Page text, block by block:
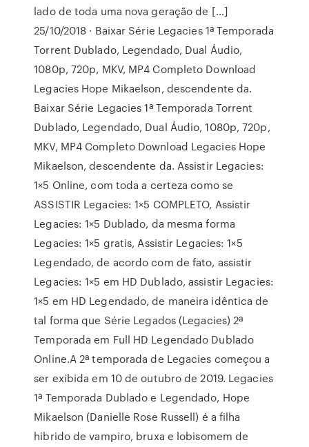
lado de toda uma nova geração de […]
25/10/2018 · Baixar Série Legacies 1ª Temporada
Torrent Dublado, Legendado, Dual Áudio,
1080p, 720p, MKV, MP4 Completo Download
Legacies Hope Mikaelson, descendente da.
Baixar Série Legacies 1ª Temporada Torrent
Dublado, Legendado, Dual Áudio, 1080p, 720p,
MKV, MP4 Completo Download Legacies Hope
Mikaelson, descendente da. Assistir Legacies:
1×5 Online, com toda a certeza como se
ASSISTIR Legacies: 1×5 COMPLETO, Assistir
Legacies: 1×5 Dublado, da mesma forma
Legacies: 1×5 gratis, Assistir Legacies: 1×5
Legendado, de acordo com de fato, assistir
Legacies: 1×5 em HD Dublado, assistir Legacies:
1×5 em HD Legendado, de maneira idêntica de
tal forma que Série Legados (Legacies) 2ª
Temporada em Full HD Legendado Dublado
Online.A 2ª temporada de Legacies começou a
ser exibida em 10 de outubro de 2019. Legacies
1ª Temporada Dublado e Legendado, Hope
Mikaelson (Danielle Rose Russell) é a filha
hibrido de vampiro, bruxa e lobisomem de